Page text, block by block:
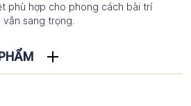
phù hợp cho phong cách bài trí
sang trọng.